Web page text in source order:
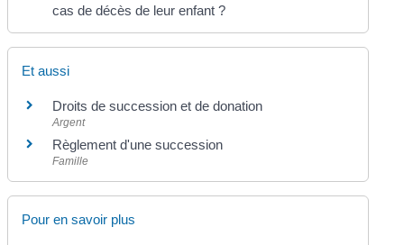
cas de décès de leur enfant ?
Et aussi
Droits de succession et de donation
Argent
Règlement d'une succession
Famille
Pour en savoir plus